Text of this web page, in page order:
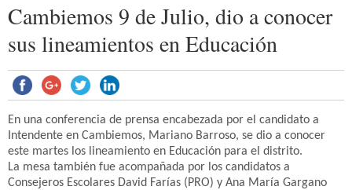
Cambiemos 9 de Julio, dio a conocer
sus lineamientos en Educación
En una conferencia de prensa encabezada por el candidato a
Intendente en Cambiemos, Mariano Barroso, se dio a conocer
este martes los lineamiento en Educación para el distrito.
La mesa también fue acompañada por los candidatos a
Consejeros Escolares David Farías (PRO) y Ana María Gargano